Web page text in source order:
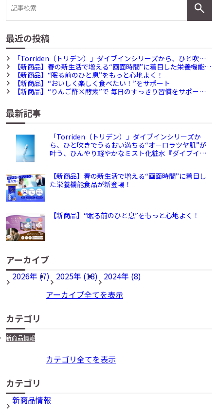
最近の投稿
「Torriden（トリデン）」ダイブインシリーズから、ひと吹き
でうるおい満ちる“オーロラツヤ肌”が叶う、ひんやり軽やかなミ
スト化粧水『ダイブイン グロウ ミスト』が新登場
【新商品】春の新生活で増える“画面時間”に着目した栄養機能食
品が新登場！
【新商品】“眠る前のひと息”をもっと心地よく！
【新商品】“おいしく楽しく食べたい！”をサポート
【新商品】“りんご酢×酵素”で 毎日のすっきり習慣をサポー
最新記事
「Torriden（トリデン）」ダイブインシリーズか
ら、ひと吹きでうるおい満ちる“オーロラツヤ肌”が
叶う、ひんやり軽やかなミスト化粧水『ダイブイン
【新商品】春の新生活で増える“画面時間”に着目し
た栄養機能食品が新登場！
【新商品】“眠る前のひと息”をもっと心地よく！
アーカイブ
2026年 (7) 2025年 (18) 2024年 (8)
アーカイブ全てを表示
カテゴリ
新商品情報
カテゴリ全てを表示
カテゴリ
新商品情報